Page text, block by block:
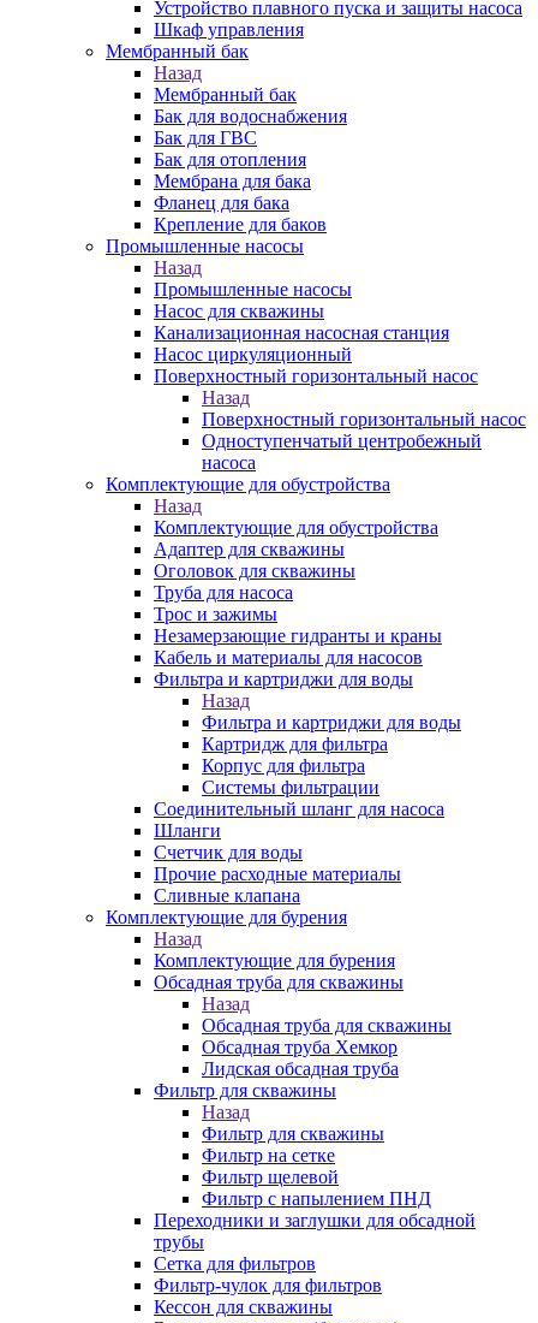
Устройство плавного пуска и защиты насоса
Шкаф управления
Мембранный бак
Назад
Мембранный бак
Бак для водоснабжения
Бак для ГВС
Бак для отопления
Мембрана для бака
Фланец для бака
Крепление для баков
Промышленные насосы
Назад
Промышленные насосы
Насос для скважины
Канализационная насосная станция
Насос циркуляционный
Поверхностный горизонтальный насос
Назад
Поверхностный горизонтальный насос
Одноступенчатый центробежный
насоса
Комплектующие для обустройства
Назад
Комплектующие для обустройства
Адаптер для скважины
Оголовок для скважины
Труба для насоса
Трос и зажимы
Незамерзающие гидранты и краны
Кабель и материалы для насосов
Фильтра и картриджи для воды
Назад
Фильтра и картриджи для воды
Картридж для фильтра
Корпус для фильтра
Системы фильтрации
Соединительный шланг для насоса
Шланги
Счетчик для воды
Прочие расходные материалы
Сливные клапана
Комплектующие для бурения
Назад
Комплектующие для бурения
Обсадная труба для скважины
Назад
Обсадная труба для скважины
Обсадная труба Хемкор
Лидская обсадная труба
Фильтр для скважины
Назад
Фильтр для скважины
Фильтр на сетке
Фильтр щелевой
Фильтр с напылением ПНД
Переходники и заглушки для обсадной
трубы
Сетка для фильтров
Фильтр-чулок для фильтров
Кессон для скважины